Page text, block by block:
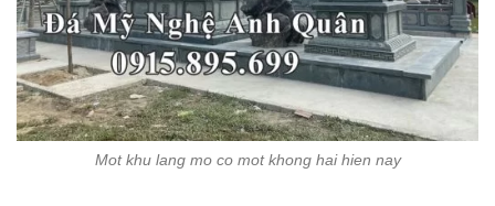
Mot khu lang mo co mot khong hai hien nay